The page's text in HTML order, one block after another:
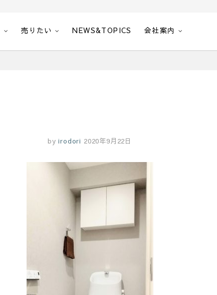
売りたい NEWS&TOPICS 会社案内
by irodori 2020年9月22日